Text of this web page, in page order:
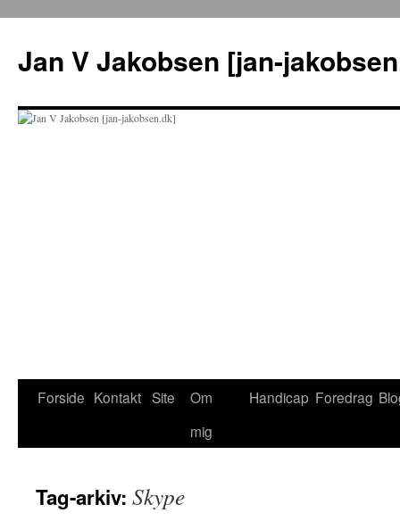
indhold
Jan V Jakobsen [jan-
Forside Kontakt Site
Om
mig
Handicap Foredrag
Tag-arkiv: Skype